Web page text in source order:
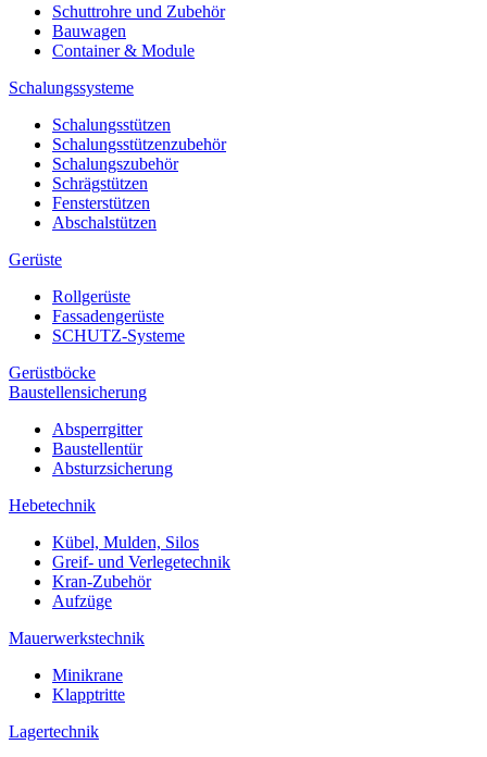
Schuttrohre und Zubehör
Bauwagen
Container & Module
Schalungssysteme
Schalungsstützen
Schalungsstützenzubehör
Schalungszubehör
Schrägstützen
Fensterstützen
Abschalstützen
Gerüste
Rollgerüste
Fassadengerüste
SCHUTZ-Systeme
Gerüstböcke
Baustellensicherung
Absperrgitter
Baustellentür
Absturzsicherung
Hebetechnik
Kübel, Mulden, Silos
Greif- und Verlegetechnik
Kran-Zubehör
Aufzüge
Mauerwerkstechnik
Minikrane
Klapptritte
Lagertechnik